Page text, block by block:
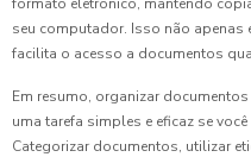
seu computador. Isso não
facilita o acesso a documentos
Em resumo, organizar
uma tarefa simples e eficaz se
Categorizar documentos, utilizar